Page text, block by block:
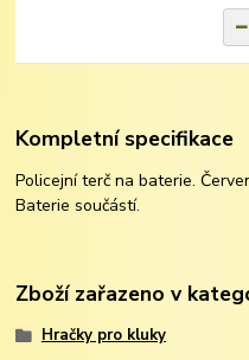
Kompletní specifikace
Policejní terč na baterie.
Baterie součástí.
Zboží zařazeno v
Hračky pro kluky